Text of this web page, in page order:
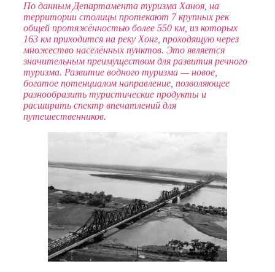
По данным Департамента туризма Ханоя, на
территории столицы протекают 7 крупных рек
общей протяжённостью более 550 км, из которых
163 км приходится на реку Хонг, проходящую через
множество населённых пунктов. Это является
значительным преимуществом для развития речного
туризма. Развитие водного туризма — новое,
богатое потенциалом направление, позволяющее
разнообразить туристические продукты и
расширить спектр впечатлений для
путешественников.